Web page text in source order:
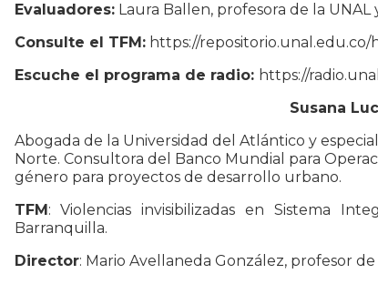
Evaluadores:Laura Ballen, profesora de la
Consulte el TFM:https://repositorio.unal.edu.co/
Escuche el programa de radio: https://
Susana
Abogada de la Universidad del Atlántico y
Norte. Consultora del Banco Mundial para
género para proyectos de desarrollo urbano.
TFM : Violencias invisibilizadas en Sistema
Barranquilla.
Director: Mario Avellaneda González, profesor de